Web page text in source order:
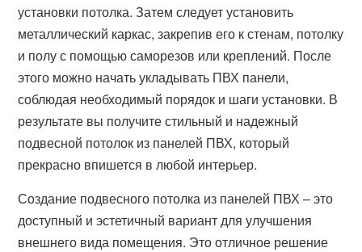
установки потолка. Затем следует установить
металлический каркас, закрепив его к стенам, потолку
и полу с помощью саморезов или креплений. После
этого можно начать укладывать ПВХ панели,
соблюдая необходимый порядок и шаги установки. В
результате вы получите стильный и надежный
подвесной потолок из панелей ПВХ, который
прекрасно впишется в любой интерьер.
Создание подвесного потолка из панелей ПВХ – это
доступный и эстетичный вариант для улучшения
внешнего вида помещения. Это отличное решение